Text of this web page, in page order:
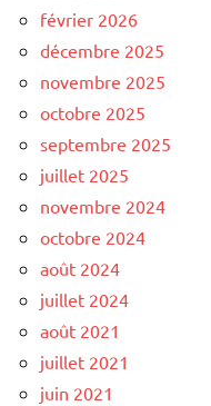
février 2026
décembre 2025
novembre 2025
octobre 2025
septembre 2025
juillet 2025
novembre 2024
octobre 2024
août 2024
juillet 2024
août 2021
juillet 2021
juin 2021